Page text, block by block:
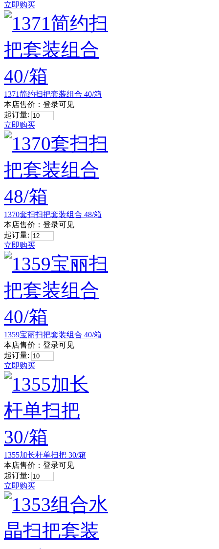
立即购买
1371简约扫把套装组合 40/箱
本店售价： 登录可见
起订量:
立即购买
1370套扫扫把套装组合 48/箱
本店售价： 登录可见
起订量:
立即购买
1359宝丽扫把套装组合 40/箱
本店售价： 登录可见
起订量:
立即购买
1355加长杆单扫把 30/箱
本店售价： 登录可见
起订量:
立即购买